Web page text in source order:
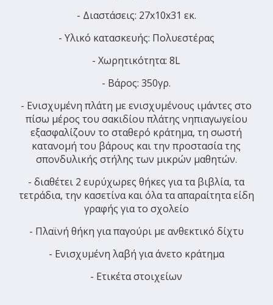
- Διαστάσεις: 27x10x31 εκ.
- Υλικό κατασκευής: Πολυεστέρας
- Χωρητικότητα: 8L
- Βάρος: 350γρ.
- Ενισχυμένη πλάτη με ενισχυμένους ιμάντες στο
πίσω μέρος του σακιδίου πλάτης νηπιαγωγείου
εξασφαλίζουν το σταθερό κράτημα, τη σωστή
κατανομή του βάρους και την προστασία της
σπονδυλικής στήλης των μικρών μαθητών.
- διαθέτει 2 ευρύχωρες θήκες για τα βιβλία, τα
τετράδια, την κασετίνα και όλα τα απαραίτητα είδη
γραφής για το σχολείο
- Πλαϊνή θήκη για παγούρι με ανθεκτικό δίχτυ
- Ενισχυμένη λαβή για άνετο κράτημα
- Ετικέτα στοιχείων